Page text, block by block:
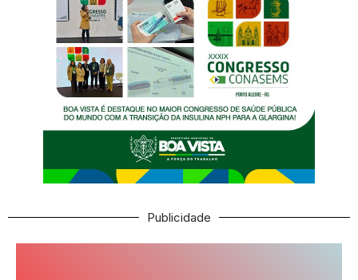
Publicidade